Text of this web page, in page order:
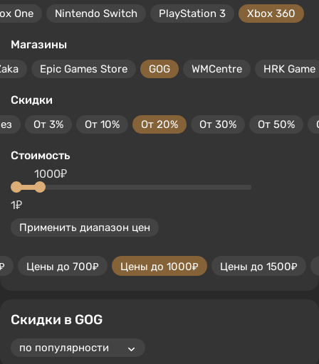
One Nintendo Switch PlayStation 3 Xbox 360
Магазины
Epic Games Store GOG WMCentre HRK Game
Скидки
От 3% От 10% От 20% От 30% От 50%
Стоимость
1₽
1000₽
Применить диапазон цен
Цены до 700₽ Цены до 1000₽ Цены до 1500₽
Скидки в GOG